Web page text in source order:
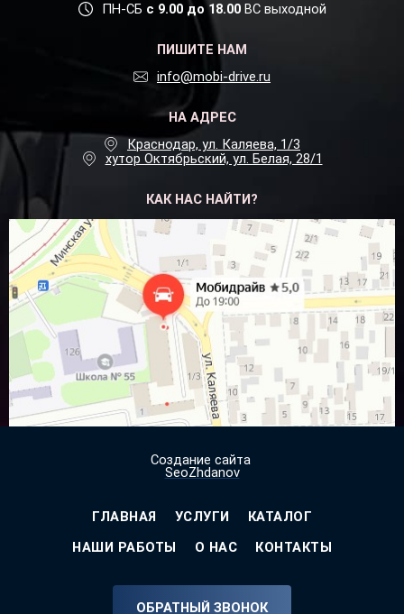
ПН-СБ с 9.00 до 18.00 ВС выходной
ПИШИТЕ НАМ
info@mobi-drive.ru
НА АДРЕС
Краснодар, ул. Каляева, 1/3
хутор Октябрьский, ул. Белая, 28/1
КАК НАС НАЙТИ?
Посмотреть наЯндекс.Картах
Создание сайта
SeoZhdanov
ГЛАВНАЯ УСЛУГИ
КАТАЛОГ
НАШИ РАБОТЫ
О НАС КОНТАКТЫ
ОБРАТНЫЙ ЗВОНОК